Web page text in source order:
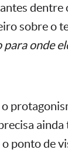
dentre
sobre o
para onde
o ponto de